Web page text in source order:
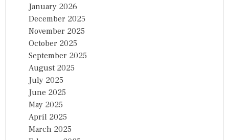
January 2026
December 2025
November 2025
October 2025
September 2025
August 2025
July 2025
June 2025
May 2025
April 2025
March 2025